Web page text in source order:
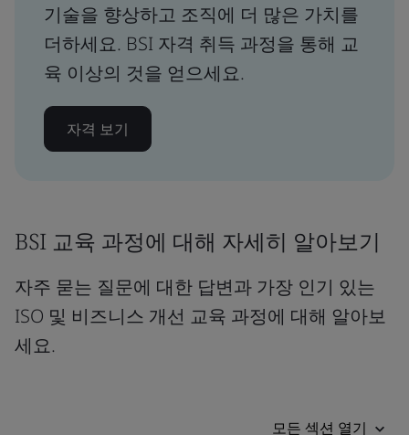
기술을 향상하고 조직에 더 많은 가치를
더하세요. BSI 자격 취득 과정을 통해 교
육 이상의 것을 얻으세요.
자격 보기
BSI 교육 과정에 대해 자세히 알아보기
자주 묻는 질문에 대한 답변과 가장 인기 있는
ISO 및 비즈니스 개선 교육 과정에 대해 알아보
세요.
모든 섹션 열기